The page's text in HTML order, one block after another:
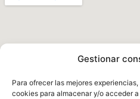
Gestionar
Para ofrecer las mejores
cookies para almacenar y/o acceder